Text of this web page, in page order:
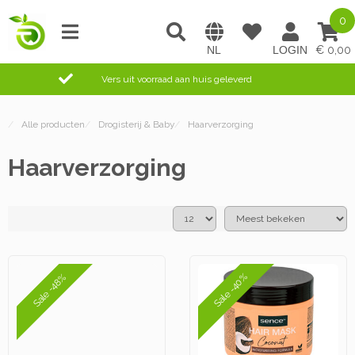
0,00
0
Vers uit voorraad aan huis geleverd
/ Alle producten / Drogisterij & Baby/ Haarverzorging
Haarverzorging
Sale -48% Sale -40%